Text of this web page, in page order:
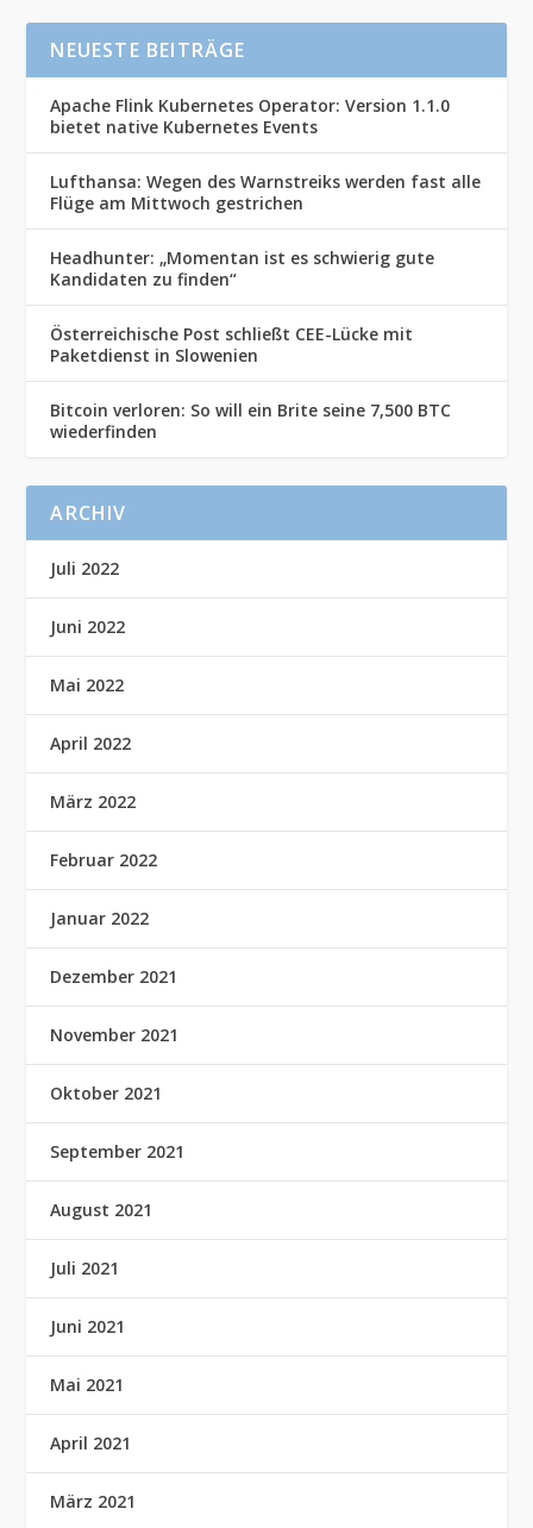
NEUESTE BEITRÄGE
Apache Flink Kubernetes Operator: Version 1.1.0
bietet native Kubernetes Events
Lufthansa: Wegen des Warnstreiks werden fast alle
Flüge am Mittwoch gestrichen
Headhunter: „Momentan ist es schwierig gute
Kandidaten zu finden“
Österreichische Post schließt CEE-Lücke mit
Paketdienst in Slowenien
Bitcoin verloren: So will ein Brite seine 7,500 BTC
wiederfinden
ARCHIV
Juli 2022
Juni 2022
Mai 2022
April 2022
März 2022
Februar 2022
Januar 2022
Dezember 2021
November 2021
Oktober 2021
September 2021
August 2021
Juli 2021
Juni 2021
Mai 2021
April 2021
März 2021